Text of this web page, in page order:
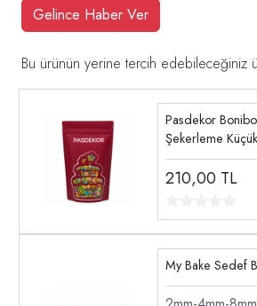
Gelince Haber Ver
Bu ürünün yerine tercih edebileceğiniz
Pasdekor
Şekerleme
210,00 TL
My Bake Sedef